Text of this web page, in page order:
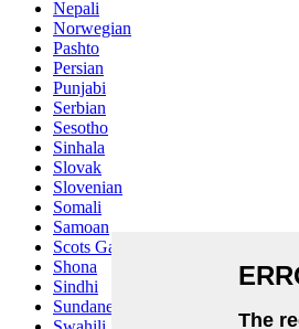
Nepali
Norwegian
Pashto
Persian
Punjabi
Serbian
Sesotho
Sinhala
Slovak
Slovenian
Somali
Samoan
Scots Gaelic
Shona
Sindhi
Sundanese